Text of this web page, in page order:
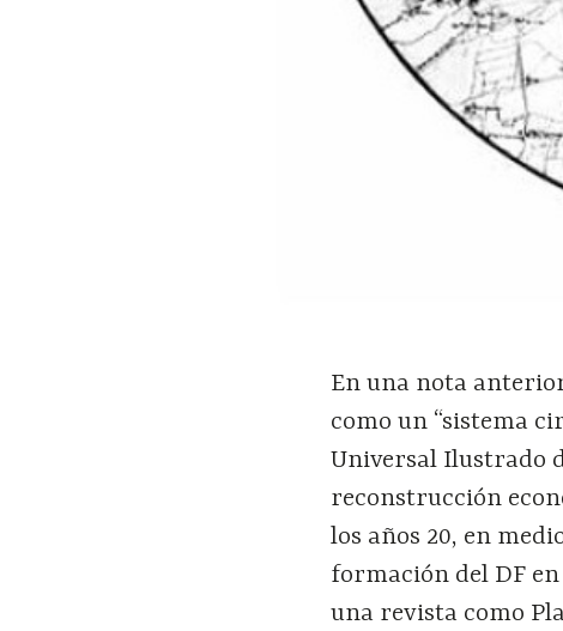
En una nota
como un “sistema
Universal Ilustrado
reconstrucción
los años 20, en
formación del DF en
una revista como